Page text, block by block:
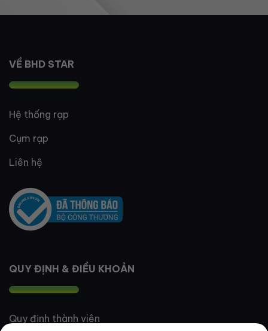
VỀ BHD STAR
Hệ thống rạp
Cụm rạp
Liên hệ
QUY ĐỊNH & ĐIỀU KHOẢN
Quy định thành viên